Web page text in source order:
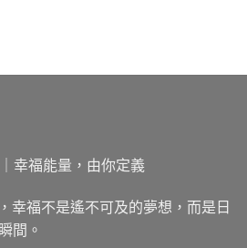
幸福能量，由你定義
幸福不是遙不可及的夢想，而是日
間。